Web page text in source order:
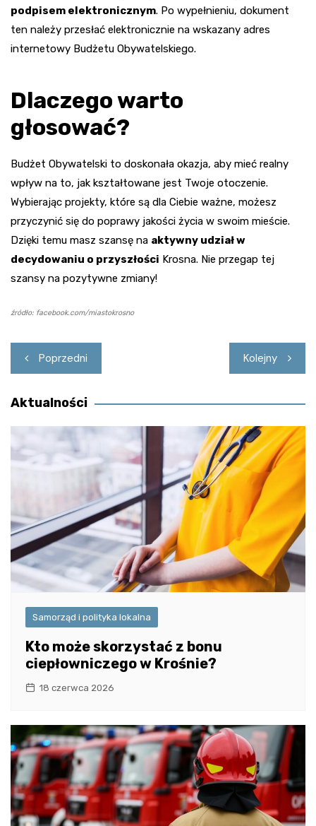
podpisem elektronicznym. Po wypełnieniu, dokument
ten należy przesłać elektronicznie na wskazany adres
internetowy Budżetu Obywatelskiego.
Dlaczego warto
głosować?
Budżet Obywatelski to doskonała okazja, aby mieć realny
wpływ na to, jak kształtowane jest Twoje otoczenie.
Wybierając projekty, które są dla Ciebie ważne, możesz
przyczynić się do poprawy jakości życia w swoim mieście.
Dzięki temu masz szansę na aktywny udział w
decydowaniu o przyszłości Krosna. Nie przegap tej
szansy na pozytywne zmiany!
źródło: facebook.com/miastokrosno
Nawigacja
wpisu
Poprzedni Kolejny
Aktualności
Samorząd i polityka lokalna
Kto może skorzystać z bonu
ciepłowniczego w Krośnie?
18 czerwca 2026